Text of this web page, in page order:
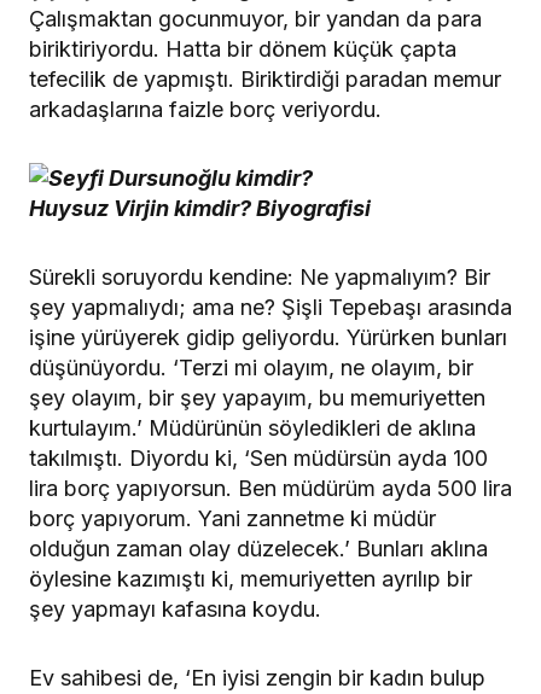
Çalışmaktan gocunmuyor, bir yandan da para
biriktiriyordu. Hatta bir dönem küçük çapta
tefecilik de yapmıştı. Biriktirdiği paradan memur
arkadaşlarına faizle borç veriyordu.
Sürekli soruyordu kendine: Ne yapmalıyım? Bir
şey yapmalıydı; ama ne? Şişli Tepebaşı arasında
işine yürüyerek gidip geliyordu. Yürürken bunları
düşünüyordu. ‘Terzi mi olayım, ne olayım, bir
şey olayım, bir şey yapayım, bu memuriyetten
kurtulayım.’ Müdürünün söyledikleri de aklına
takılmıştı. Diyordu ki, ‘Sen müdürsün ayda 100
lira borç yapıyorsun. Ben müdürüm ayda 500 lira
borç yapıyorum. Yani zannetme ki müdür
olduğun zaman olay düzelecek.’ Bunları aklına
öylesine kazımıştı ki, memuriyetten ayrılıp bir
şey yapmayı kafasına koydu.
Ev sahibesi de, ‘En iyisi zengin bir kadın bulup